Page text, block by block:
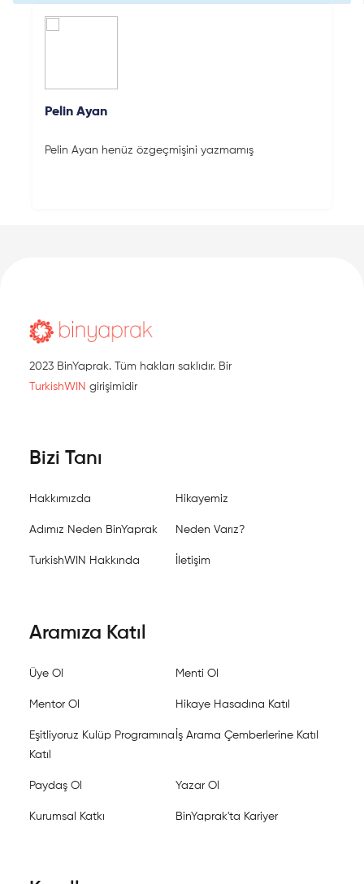
Pelin Ayan
Pelin Ayan henüz özgeçmişini yazmamış
2023 BinYaprak. Tüm hakları saklıdır. Bir
TurkishWIN girişimidir
Bizi Tanı
Hakkımızda Hikayemiz
Adımız Neden BinYaprak Neden Varız?
TurkishWIN Hakkında İletişim
Aramıza Katıl
Üye Ol Menti Ol
Mentor Ol Hikaye Hasadına Katıl
Eşitliyoruz Kulüp Programına
Katıl
İş Arama Çemberlerine Katıl
Paydaş Ol Yazar Ol
Kurumsal Katkı BinYaprak'ta Kariyer